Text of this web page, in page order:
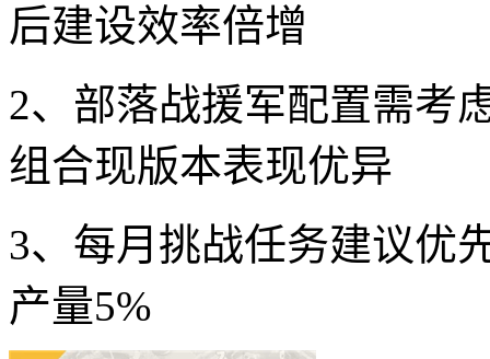
后建设效率倍增
2、部落战援军配置需考
组合现版本表现优异
3、每月挑战任务建议优
产量5%